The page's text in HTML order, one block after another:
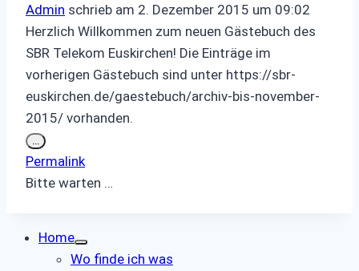
Admin schrieb am 2. Dezember 2015 um 09:02
Herzlich Willkommen zum neuen Gästebuch des
SBR Telekom Euskirchen! Die Einträge im
vorherigen Gästebuch sind unter https://sbr-
euskirchen.de/gaestebuch/archiv-bis-november-
2015/ vorhanden.
... Diese
Metabox
ein-/ausblenden.
Permalink
Bitte warten …
Home
Wo finde ich was